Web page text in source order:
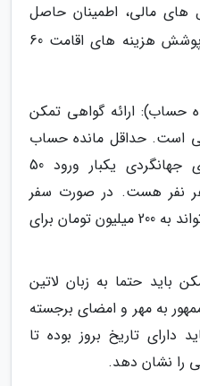
های مالی، اطمینان حاصل
می نماید که مسافر توانایی پوشش هزینه های اقامت 60
حساب): ارائه گواهی تمکن
است. حداقل مانده حساب
مورد احتیاج برای ویزای جهانگردی یکبار ورود 50
هر نفر هست. در صورت سفر
خانوادگی، این مبلغ می تواند به 200 میلیون تومان برای
باید حتما به زبان لاتین
به مهر و امضای برجسته
دارای تاریخ بروز بوده تا
را نشان دهد.